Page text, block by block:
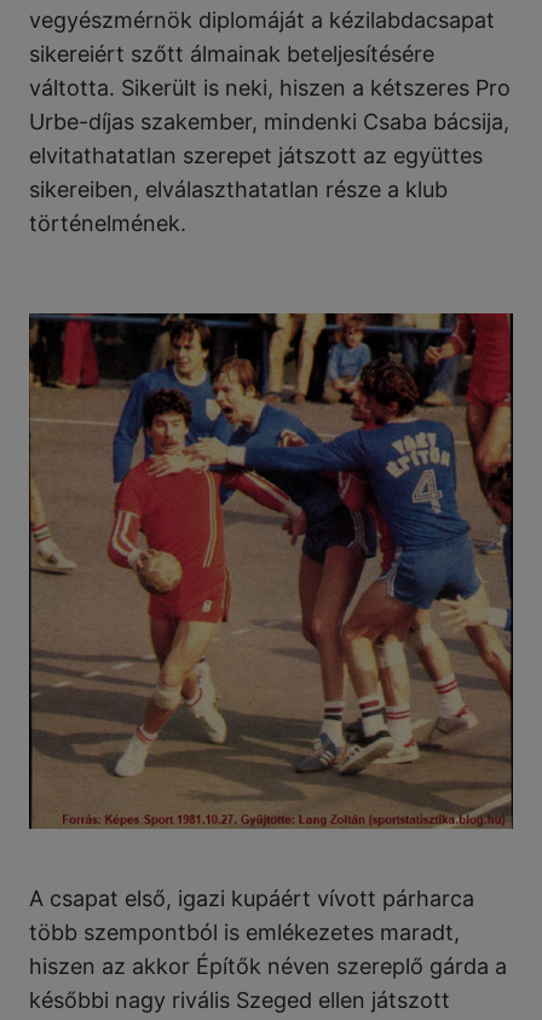
vegyészmérnök diplomáját a kézilabdacsapat
sikereiért szőtt álmainak beteljesítésére
váltotta. Sikerült is neki, hiszen a kétszeres Pro
Urbe-díjas szakember, mindenki Csaba bácsija,
elvitathatatlan szerepet játszott az együttes
sikereiben, elválaszthatatlan része a klub
történelmének.
A csapat első, igazi kupáért vívott párharca
több szempontból is emlékezetes maradt,
hiszen az akkor Építők néven szereplő gárda a
későbbi nagy rivális Szeged ellen játszott